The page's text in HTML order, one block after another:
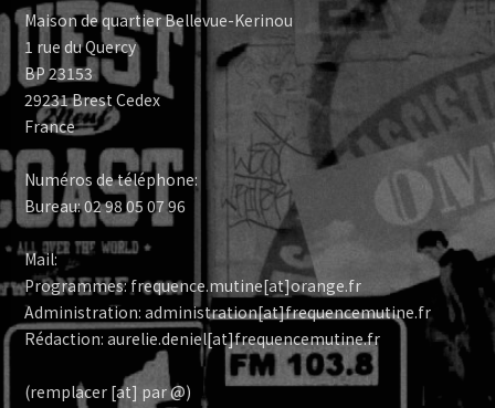
Maison de quartier Bellevue-Kerinou
1 rue du Quercy
BP 23153
29231 Brest Cedex
France
Numéros de téléphone:
Bureau: 02 98 05 07 96
Mail:
Programmes: frequence.mutine[at]orange.fr
Administration: administration[at]frequencemutine.fr
Rédaction: aurelie.deniel[at]frequencemutine.fr
(remplacer [at] par @)